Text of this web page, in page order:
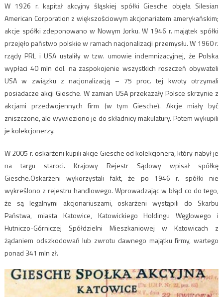
W 1926 r. kapitał akcyjny śląskiej spółki Giesche objęła Silesian
American Corporation z większościowym akcjonariatem amerykańskim;
akcje spółki zdeponowano w Nowym Jorku. W 1946 r. majątek spółki
przejęło państwo polskie w ramach nacjonalizacji przemysłu. W 1960 r.
rządy PRL i USA ustaliły w tzw. umowie indemnizacyjnej, że Polska
wypłaci 40 mln dol. na zaspokojenie wszystkich roszczeń obywateli
USA w związku z nacjonalizacją – 75 proc. tej kwoty otrzymali
posiadacze akcji Giesche. W zamian USA przekazały Polsce skrzynie z
akcjami przedwojennych firm (w tym Giesche). Akcje miały być
zniszczone, ale wywieziono je do składnicy makulatury. Potem wykupili
je kolekcjonerzy.
W 2005 r. oskarżeni kupili akcje Giesche od kolekcjonera, który nabył je
na targu staroci. Krajowy Rejestr Sądowy wpisał spółkę
Giesche.Oskarżeni wykorzystali fakt, że po 1946 r. spółki nie
wykreślono z rejestru handlowego. Wprowadzając w błąd co do tego,
że są legalnymi akcjonariuszami, oskarżeni wystąpili do Skarbu
Państwa, miasta Katowice, Katowickiego Holdingu Węglowego i
Hutniczo-Górniczej Spółdzielni Mieszkaniowej w Katowicach z
żądaniem odszkodowań lub zwrotu dawnego majątku firmy, wartego
ponad 341 mln zł.